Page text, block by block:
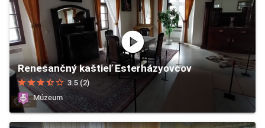
play_circle
Renesančný kaštieľ Esterházyovcov
starstarstarstar_halfstar_border 3.5 (2)
Múzeum